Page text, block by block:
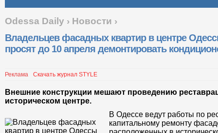
Odessa Daily › Новости ›
Владельцев фасадных квартир в центре
просят до 10 апреля демонтировать
Реклама Скачать журнал STYLE
Внешние конструкции мешают проведению
историческом центре.
В Одессе ведут работы по
капитальному ремонту